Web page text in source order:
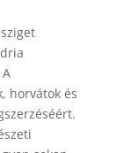
horvátok és